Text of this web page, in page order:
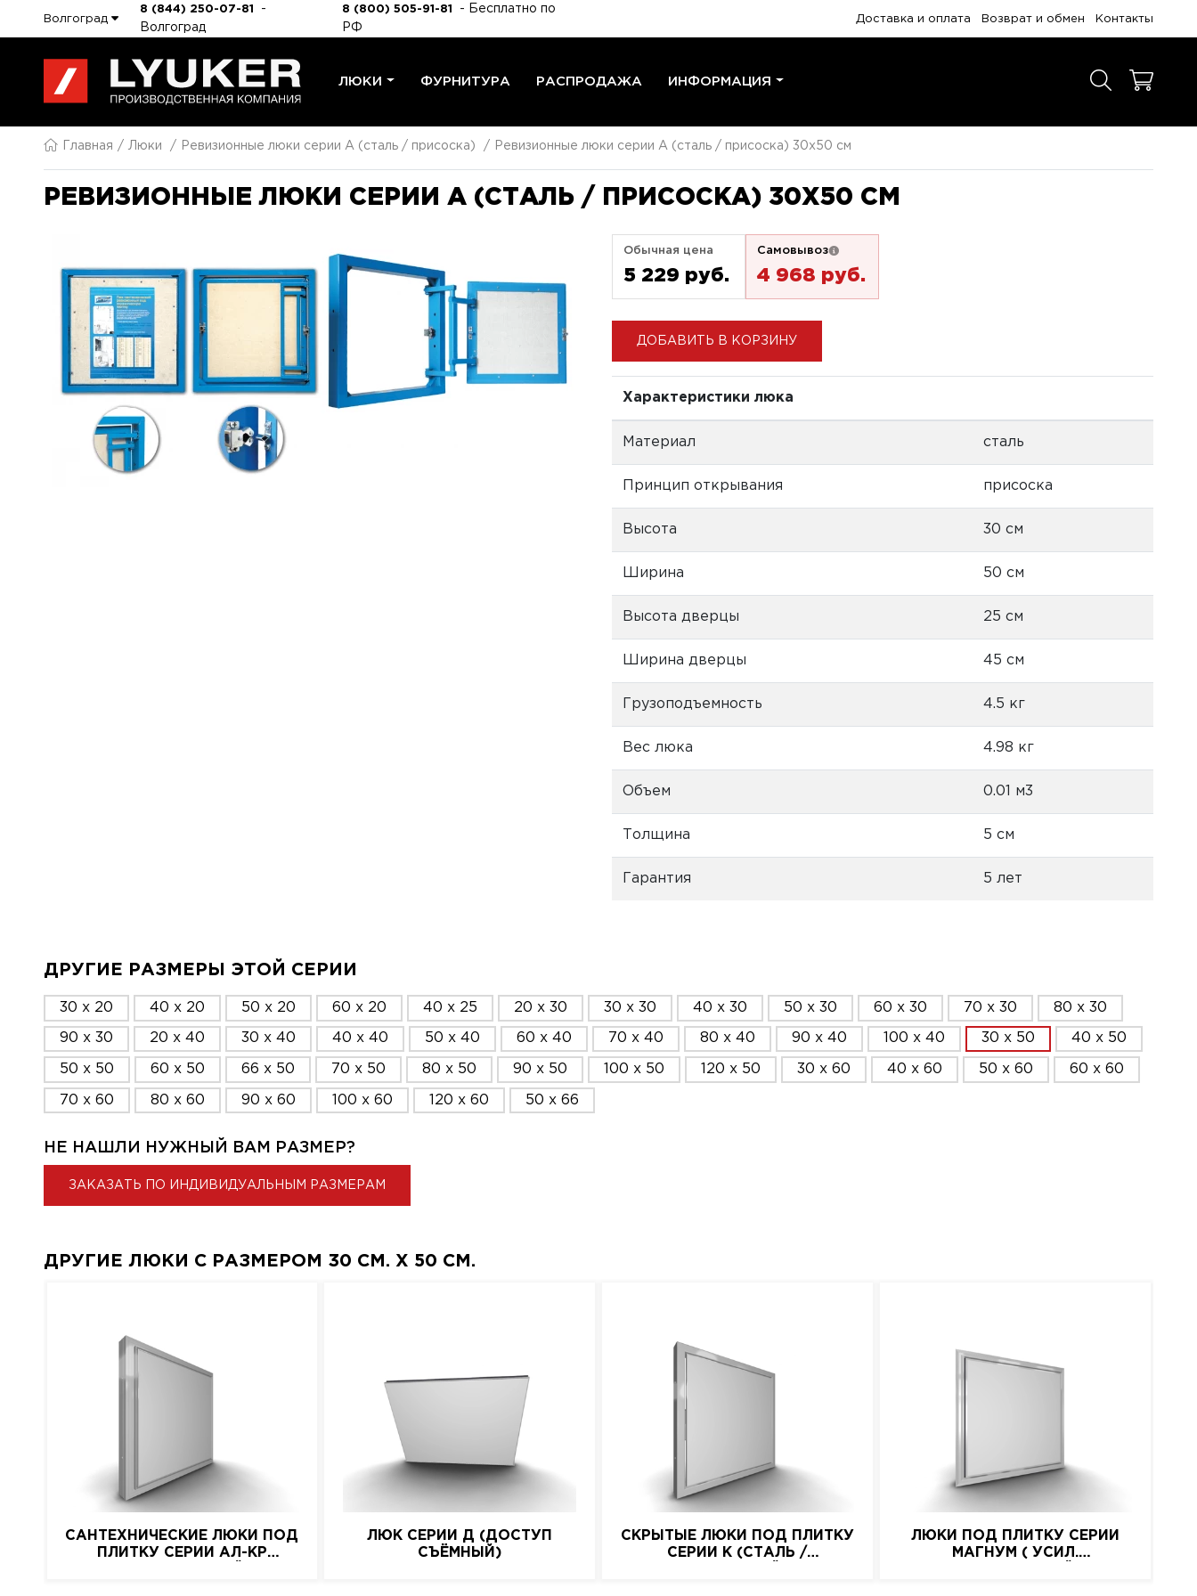
Волгоград
8 (844) 250-07-81
-
Волгоград
8 (800) 505-91-81
- Бесплатно по
РФ
Доставка и оплата Возврат и обмен Контакты
ЛЮКИ ФУРНИТУРА РАСПРОДАЖА ИНФОРМАЦИЯ
Главная Люки Ревизионные люки серии A (сталь / присоска) Ревизионные люки серии A (сталь / присоска) 30x50 см
РЕВИЗИОННЫЕ ЛЮКИ СЕРИИ A (СТАЛЬ / ПРИСОСКА) 30X50 СМ
Обычная цена
5 229 pуб.
Самовывоз
4 968 pуб.
ДОБАВИТЬ В КОРЗИНУ
Характеристики люка
Материал сталь
Принцип открывания присоска
Высота 30 см
Ширина 50 см
Высота дверцы 25 см
Ширина дверцы 45 см
Грузоподъемность 4.5 кг
Вес люка 4.98 кг
Объем 0.01 м3
Толщина 5 см
Гарантия 5 лет
ДРУГИЕ РАЗМЕРЫ ЭТОЙ СЕРИИ
30 x 20 40 x 20 50 x 20 60 x 20 40 x 25 20 x 30 30 x 30 40 x 30 50 x 30 60 x 30 70 x 30 80 x 30
90 x 30 20 x 40 30 x 40 40 x 40 50 x 40 60 x 40 70 x 40 80 x 40 90 x 40 100 x 40 30 x 50 40 x 50
50 x 50 60 x 50 66 x 50 70 x 50 80 x 50 90 x 50 100 x 50 120 x 50 30 x 60 40 x 60 50 x 60 60 x 60
70 x 60 80 x 60 90 x 60 100 x 60 120 x 60 50 x 66
НЕ НАШЛИ НУЖНЫЙ ВАМ РАЗМЕР?
ЗАКАЗАТЬ ПО ИНДИВИДУАЛЬНЫМ РАЗМЕРАМ
ДРУГИЕ ЛЮКИ С РАЗМЕРОМ 30 СМ. X 50 СМ.
САНТЕХНИЧЕСКИЕ ЛЮКИ ПОД
ПЛИТКУ СЕРИИ АЛ-КР
ЛЮК СЕРИИ Д (ДОСТУП
СЪЁМНЫЙ)
СКРЫТЫЕ ЛЮКИ ПОД ПЛИТКУ
СЕРИИ K (СТАЛЬ /
ЛЮКИ ПОД ПЛИТКУ СЕРИИ
МАГНУМ ( УСИЛ.